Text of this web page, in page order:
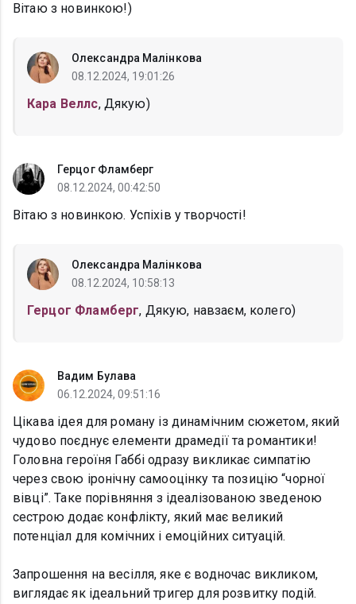
Вітаю з новинкою!)
Олександра Малінкова
08.12.2024, 19:01:26
Кара Веллс, Дякую)
Герцог Фламберг
08.12.2024, 00:42:50
Вітаю з новинкою. Успіхів у творчості!
Олександра Малінкова
08.12.2024, 10:58:13
Герцог Фламберг, Дякую, навзаєм, колего)
Вадим Булава
06.12.2024, 09:51:16
Цікава ідея для роману із динамічним сюжетом, який
чудово поєднує елементи драмедії та романтики!
Головна героїня Габбі одразу викликає симпатію
через свою іронічну самооцінку та позицію “чорної
вівці”. Таке порівняння з ідеалізованою зведеною
сестрою додає конфлікту, який має великий
потенціал для комічних і емоційних ситуацій.
Запрошення на весілля, яке є водночас викликом,
виглядає як ідеальний тригер для розвитку подій.